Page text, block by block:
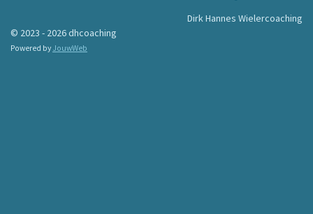
o
k
I
n
p
Dirk Hannes Wielercoaching
© 2023 - 2026 dhcoaching
Powered by JouwWeb